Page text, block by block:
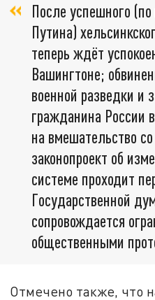
После успешного
Путина)
теперь ждёт
Вашингтоне;
военной разведки и
гражданина России
на вмешательство
законопроект об
системе проходит
Государственной
сопровождается
общественными
Отмечено также, что